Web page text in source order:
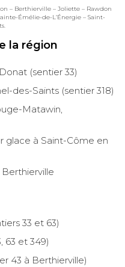
– Berthierville – Joliette – Rawdon
Émélie-de-L’Énergie – Saint-
la région
(sentier 33)
des-Saints (sentier 318)
Matawin,
glace à Saint-Côme en
Berthierville
33 et 63)
63 et 349)
43 à Berthierville)